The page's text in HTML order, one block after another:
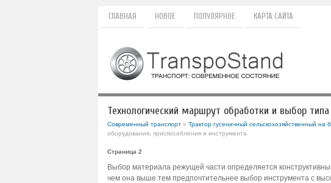
ГЛАВНАЯ НОВОЕ ПОПУЛЯРНОЕ КАРТА САЙТА
Технологический маршрут обработки и выбор
Современный транспорт» Трактор гусеничный сельскохозяйственный на
оборудования, приспособления и инструмента
Страница 2
Выбор материала режущей части определяется
чем она выше тем предпочтительнее выбор инструмента с